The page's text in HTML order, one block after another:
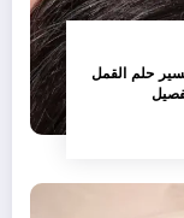
حلم القمل